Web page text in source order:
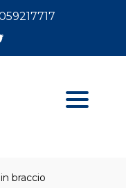
braccio